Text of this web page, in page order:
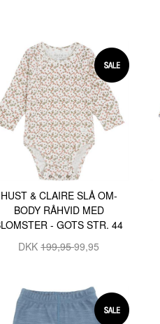
HUST & CLAIRE SLÅ OM-
BODY RÅHVID MED
- GOTS STR. 44
DKK199,9599,95